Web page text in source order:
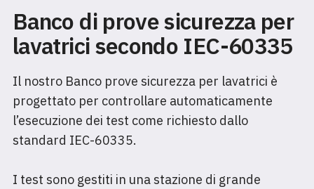
Banco di prove sicurezza per
lavatrici secondo IEC-60335
Il nostro Banco prove sicurezza per lavatrici è
progettato per controllare automaticamente
l’esecuzione dei test come richiesto dallo
standard IEC-60335.
I test sono gestiti in una stazione di grande